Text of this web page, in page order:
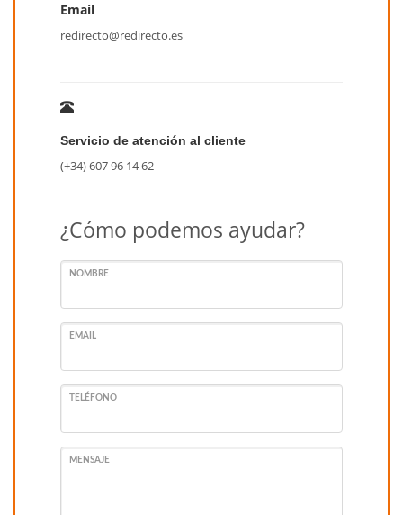
Email
redirecto@redirecto.es
Servicio de atención al cliente
(+34) 607 96 14 62
¿Cómo podemos ayudar?
NOMBRE
EMAIL
TELÉFONO
MENSAJE